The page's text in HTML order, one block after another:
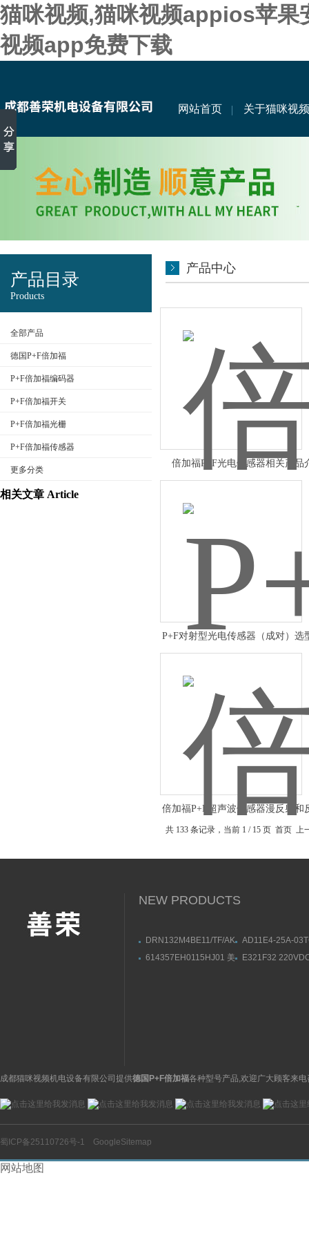
猫咪视频,猫咪视频appios苹果
视频app免费下载
网站首页 关于猫咪视频
产品目录
Products
全部产品
德国P+F倍加福
P+F倍加福编码器
P+F倍加福开关
P+F倍加福光栅
P+F倍加福传感器
更多分类
相关文章 Article
产品中心
倍加福P+F光电传感器相关产品
P+F对射型光电传感器（成对）选
倍加福P+F超声波传感器漫反射和
共 133 条记录，当前 1 / 15 页 首页
NEW PRODUCTS
DRN132M4BE11/TF/AK8H/FGSEW
参数
AD11E4-25A-
电磁阀直动式操
614357EH0115HJ01 美
E321F32
成都猫咪视频机电设备有限公司提供德国P+F倍加福各种型号产品,欢迎广大顾客来电
蜀ICP备25110726号-1 GoogleSitemap
网站地图